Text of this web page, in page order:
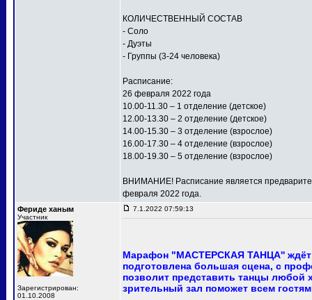
КОЛИЧЕСТВЕННЫЙ СОСТАВ
- Соло
- Дуэты
- Группы (3-24 человека)
Расписание:
26 февраля 2022 года
10.00-11.30 – 1 отделение (детское)
12.00-13.30 – 2 отделение (детское)
14.00-15.30 – 3 отделение (взрослое)
16.00-17.30 – 4 отделение (взрослое)
18.00-19.30 – 5 отделение (взрослое)
ВНИМАНИЕ! Расписание является
февраля 2022 года.
Фериде ханым
Участник
Зарегистрирован:
01.10.2008
7.1.2022 07:59:13
Марафон "МАСТЕРСКАЯ ТАНЦА'' ждёт
подготовлена большая сцена, с
позволит представить танцы
зрительный зал поможет всем